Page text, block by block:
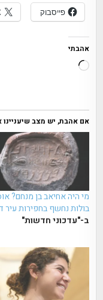
פייסבוק
אהבתי
טוען...
אם אהבת, יש מצב
מי היה אחיאב בן מנחם?
בולות נחשף בחפירות עיר
ב-"עדכוני חדשות"